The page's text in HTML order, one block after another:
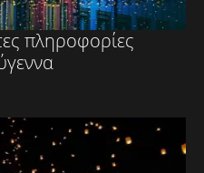
πληροφορίες